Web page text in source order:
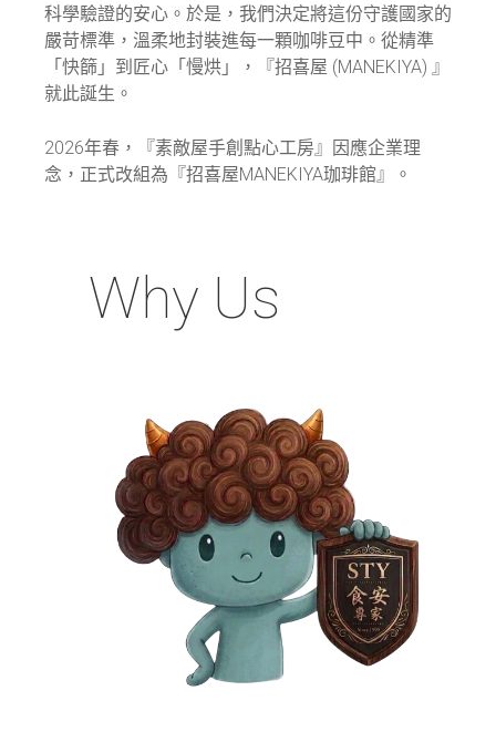
科學驗證的安心。於是，我們決定將這份守護國家的
嚴苛標準，溫柔地封裝進每一顆咖啡豆中。從精準
「快篩」到匠心「慢烘」，『招喜屋 (MANEKIYA) 』
就此誕生。
2026年春，『素敵屋手創點心工房』因應企業理
念，正式改組為『招喜屋MANEKIYA珈琲館』。
Why Us